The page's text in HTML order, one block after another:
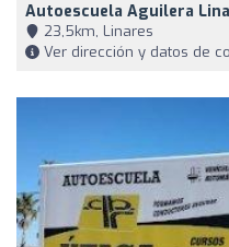
Autoescuela Aguilera
23,5km, Linares
Ver dirección y datos de